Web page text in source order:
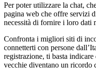
Per poter utilizzare la chat,
pagina web che offre servizi
necessità di fornire i loro dati
Confronta i migliori siti di
connetterti con persone
registrazione, ti basta
vecchie diventano un ricordo